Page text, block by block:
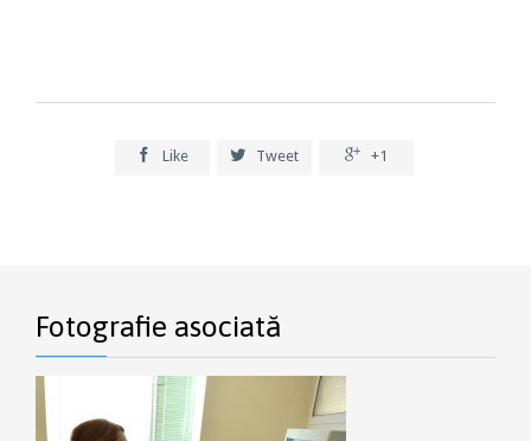
 Like  Tweet  +1
Fotografie asociată